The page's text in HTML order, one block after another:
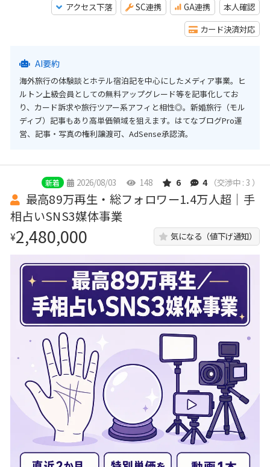
アクセス下落 SC連携 GA連携
本人確認
カード決済対応
AI要約
海外旅行の体験談とホテル宿泊記を中心にしたメディア事業。ヒ
ルトン上級会員としての無料アップグレード等を記事化してお
り、カード訴求や旅行ツアー系アフィと相性◎。新婚旅行（モル
ディブ）記事もあり高単価領域を狙えます。はてなブログPro運
営、記事・写真の権利譲渡可、AdSense承認済。
新着 2026/08/03 148 6 4 （交渉中 : 3 ）
最高89万再生・総フォロワー1.4万人超｜手
相占いSNS3媒体事業
¥2,480,000 気になる（値下げ通知）